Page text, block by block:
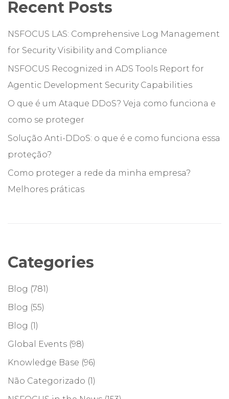
Recent Posts
NSFOCUS LAS: Comprehensive Log Management
for Security Visibility and Compliance
NSFOCUS Recognized in ADS Tools Report for
Agentic Development Security Capabilities
O que é um Ataque DDoS? Veja como funciona e
como se proteger
Solução Anti-DDoS: o que é e como funciona essa
proteção?
Como proteger a rede da minha empresa?
Melhores práticas
Categories
Blog (781)
Blog (55)
Blog (1)
Global Events (98)
Knowledge Base (96)
Não Categorizado (1)